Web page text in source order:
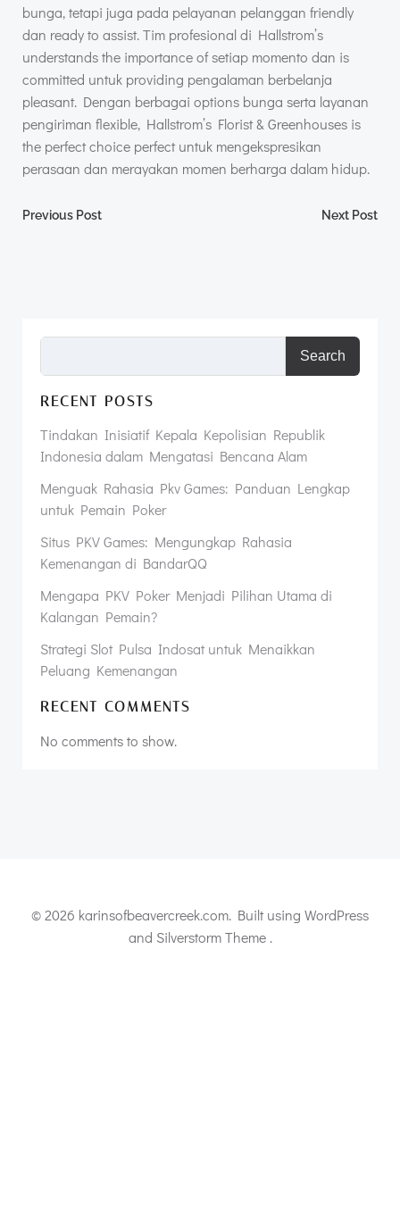
bunga, tetapi juga pada pelayanan pelanggan friendly
dan ready to assist. Tim profesional di Hallstrom’s
understands the importance of setiap momento dan is
committed untuk providing pengalaman berbelanja
pleasant. Dengan berbagai options bunga serta layanan
pengiriman flexible, Hallstrom’s Florist & Greenhouses is
the perfect choice perfect untuk mengekspresikan
perasaan dan merayakan momen berharga dalam hidup.
Post
Previous Post Next Post
Search
RECENT POSTS
Tindakan Inisiatif Kepala Kepolisian Republik
Indonesia dalam Mengatasi Bencana Alam
Menguak Rahasia Pkv Games: Panduan Lengkap
untuk Pemain Poker
Situs PKV Games: Mengungkap Rahasia
Kemenangan di BandarQQ
Mengapa PKV Poker Menjadi Pilihan Utama di
Kalangan Pemain?
Strategi Slot Pulsa Indosat untuk Menaikkan
Peluang Kemenangan
RECENT COMMENTS
No comments to show.
© 2026 karinsofbeavercreek.com. Built using WordPress
and Silverstorm Theme .